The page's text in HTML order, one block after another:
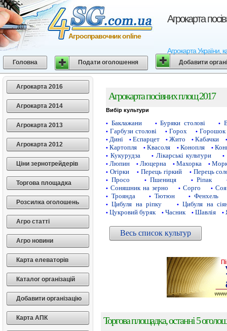
Агрокарта
Агрокарта України,
Агросправочник online
Головна Подати оголошення Добавити
Агрокарта 2016
Агрокарта 2014
Агрокарта 2013
Агрокарта 2012
Ціни зернотрейдерів
Торгова площадка
Розсилка оголошень
Агро статті
Агро новини
Карта елеваторів
Каталог організацій
Добавити організацію
Карта АПК
Агрокарта посівних площ 2017
Вибір культури
• Баклажани • Буряки столові •
• Гарбузи столові • Горох • Горошок
• Дині • Еспарцет • Жито • Кабачки
•
• Картопля • Квасоля • Конопля •
• Кукурудза • Лікарські культури
•
• Люпин • Люцерна • Махорка •
• Огірки • Перець гіркий • Перець
• Просо • Пшениця • Ріпак
• Соняшник на зерно • Сорго • Соя
• Троянда • Тютюн • Фенхель
• Цибуля на ріпку • Цибуля на
• Цукровий буряк • Часник • Шавлія •
Весь список культур
Торгова площадка, останні 5